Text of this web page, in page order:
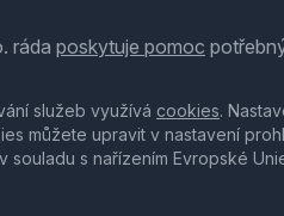
ráda poskytuje pomoc
služeb využívá cookies.
můžete upravit v nastavení
souladu s nařízením Evropské